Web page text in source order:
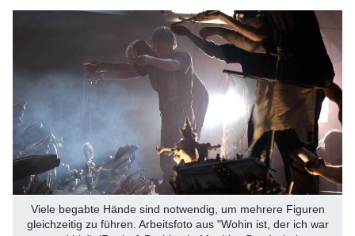
Viele begabte Hände sind notwendig, um mehrere Figuren
gleichzeitig zu führen. Arbeitsfoto aus "Wohin ist, der ich war